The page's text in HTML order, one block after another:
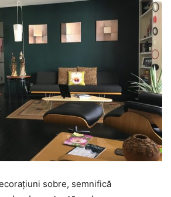
sobre, semnifică